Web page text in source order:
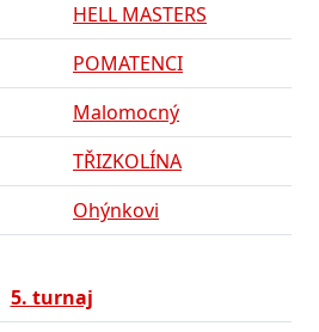
HELL MASTERS
POMATENCI
Malomocný
TŘIZKOLÍNA
Ohýnkovi
5. turnaj